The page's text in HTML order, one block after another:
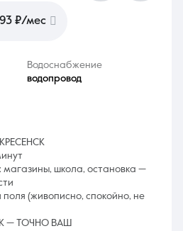
297-00-00
с 08:30 до 20:00
₽/мес
Водоснабжение
водопровод
школа, остановка —
(живописно, спокойно, не
— ТОЧНО ВАШ